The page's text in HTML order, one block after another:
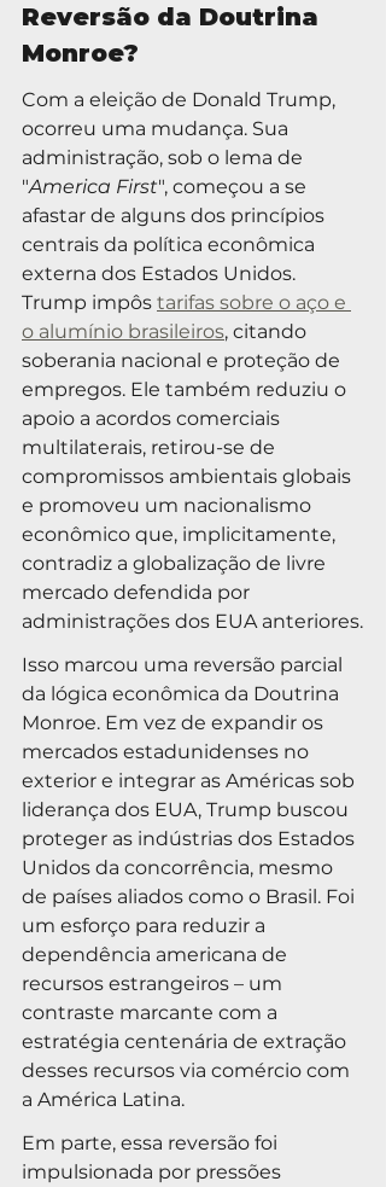
Reversão da Doutrina
Monroe?
Com a eleição de Donald Trump,
ocorreu uma mudança. Sua
administração, sob o lema de
"America First", começou a se
afastar de alguns dos princípios
centrais da política econômica
externa dos Estados Unidos.
Trump impôs tarifas sobre o aço e
o alumínio brasileiros, citando
soberania nacional e proteção de
empregos. Ele também reduziu o
apoio a acordos comerciais
multilaterais, retirou-se de
compromissos ambientais globais
e promoveu um nacionalismo
econômico que, implicitamente,
contradiz a globalização de livre
mercado defendida por
administrações dos EUA anteriores.
Isso marcou uma reversão parcial
da lógica econômica da Doutrina
Monroe. Em vez de expandir os
mercados estadunidenses no
exterior e integrar as Américas sob
liderança dos EUA, Trump buscou
proteger as indústrias dos Estados
Unidos da concorrência, mesmo
de países aliados como o Brasil. Foi
um esforço para reduzir a
dependência americana de
recursos estrangeiros – um
contraste marcante com a
estratégia centenária de extração
desses recursos via comércio com
a América Latina.
Em parte, essa reversão foi
impulsionada por pressões